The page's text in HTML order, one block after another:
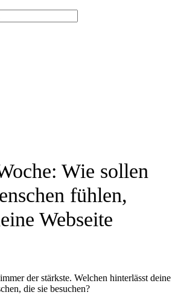
Wie sollen
fühlen,
Webseite
der stärkste. Welchen hinterlässt deine
die sie besuchen?